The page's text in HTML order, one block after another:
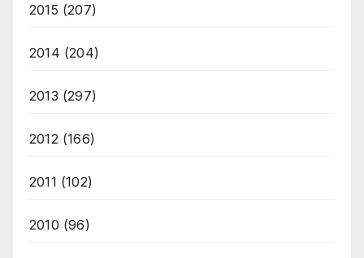
2015 (207)
2014 (204)
2013 (297)
2012 (166)
2011 (102)
2010 (96)